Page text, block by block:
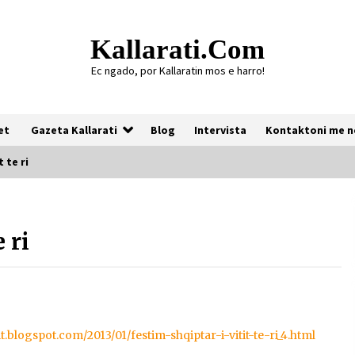
Kallarati.com
Ec ngado, por Kallaratin mos e harro!
Gazeta Kallarati Blog Intervista Kontaktoni me
te ri
ri
2013/01/festim-shqiptar-i-vitit-te-ri_4.html